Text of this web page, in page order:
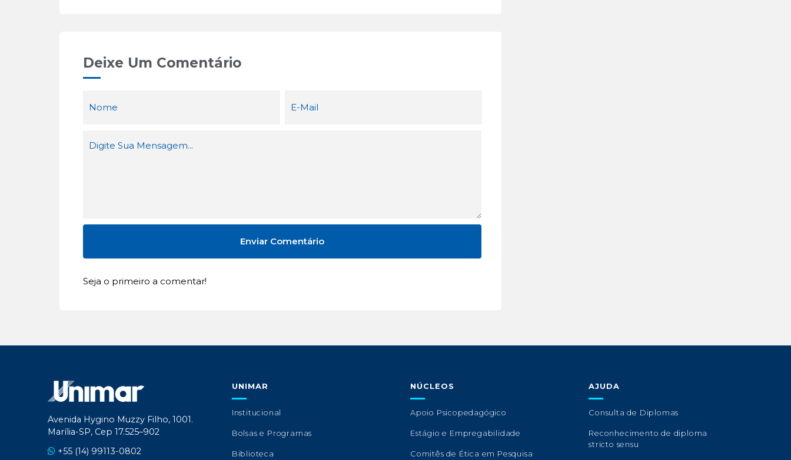
Deixe Um Comentário
Seja o primeiro a comentar!
Avenida Hygino Muzzy Filho, 1001.
Marília-SP, Cep 17.525–902
+55 (14) 99113-0802
UNIMAR
Institucional
Bolsas e Programas
Biblioteca
NÚCLEOS
Apoio Psicopedagógico
Estágio e Empregabilidade
Comitês de Ética em Pesquisa
AJUDA
Consulta de Diplomas
Reconhecimento de diploma
stricto sensu